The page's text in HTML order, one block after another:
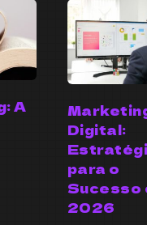
A
Digital:
para o
Sucesso
2026